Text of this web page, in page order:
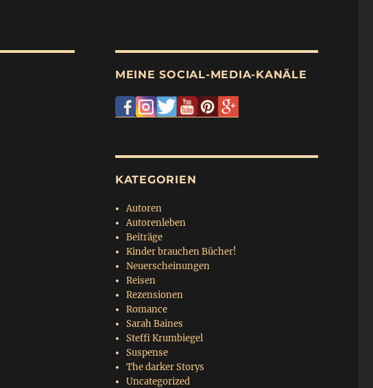
MEINE SOCIAL-MEDIA-KANÄLE
KATEGORIEN
Autoren
Autorenleben
Beiträge
Kinder brauchen Bücher!
Neuerscheinungen
Reisen
Rezensionen
Romance
Sarah Baines
Steffi Krumbiegel
Suspense
The darker Storys
Uncategorized